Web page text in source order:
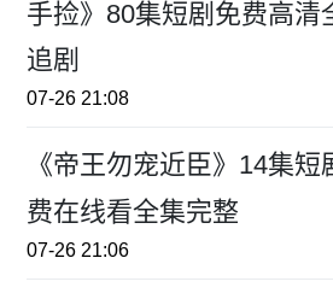
手捡》80集短剧免费高清
追剧
07-26 21:08
《帝王勿宠近臣》14集短
费在线看全集完整
07-26 21:06